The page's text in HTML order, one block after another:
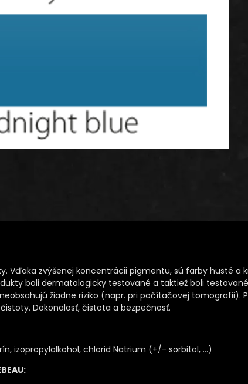
Vďaka zvýšenej koncentrácii pigmentu, sú farby husté
boli dermatologicky testované a taktiež boli
žiadne riziko (napr. pri počítačovej tomografii).
Dokonalosť, čistota a bezpečnosť.
izopropylalkohol, chlorid Natrium (+/- sorbitol, …)